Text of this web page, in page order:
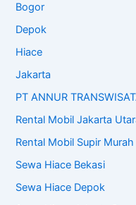
Bogor
Depok
Hiace
Jakarta
PT ANNUR
Rental Mobil Jakarta
Rental Mobil Supir Murah
Sewa Hiace Bekasi
Sewa Hiace Depok